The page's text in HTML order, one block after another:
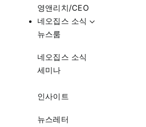
영앤리치/CEO
네오집스 소식
뉴스룸
네오집스 소식
세미나
인사이트
뉴스레터